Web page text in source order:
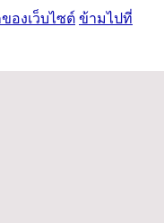
องเว็บไซต์ ข้ามไปที่